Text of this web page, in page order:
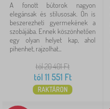
Elérhetőség
Ajánlat típusa
SZŰRÉS
A fonott bútorok nagyon
elegánsak és stílusosak. Ön is
beszerezheti gyermekének a
szobájába. Ennek köszönhetően
egy olyan helyet kap, ahol
pihenhet, rajzolhat...
tól 20 401Ft
tól 11 551 Ft
RAKTÁRON